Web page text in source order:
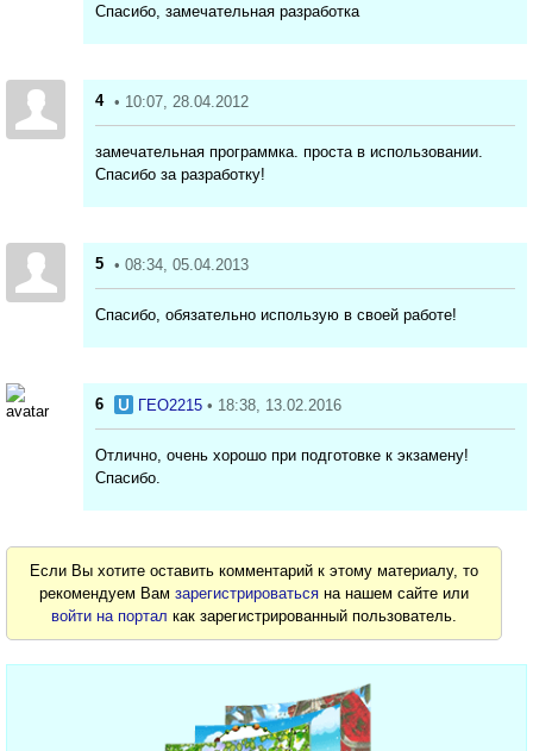
Спасибо, замечательная разработка
4 • 10:07, 28.04.2012
замечательная программка. проста в использовании.
Спасибо за разработку!
5 • 08:34, 05.04.2013
Спасибо, обязательно использую в своей работе!
6 ГЕО2215 • 18:38, 13.02.2016
Отлично, очень хорошо при подготовке к экзамену!
Спасибо.
Если Вы хотите оставить комментарий к этому материалу, то
рекомендуем Вамзарегистрироваться на нашем сайте или
войти на портал как зарегистрированный пользователь.